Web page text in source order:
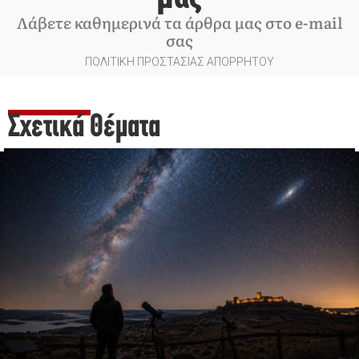
Λάβετε καθημερινά τα άρθρα μας στο e-mail
σας
ΠΟΛΙΤΙΚΗ ΠΡΟΣΤΑΣΙΑΣ ΑΠΟΡΡΗΤΟΥ
Σχετικά Θέματα